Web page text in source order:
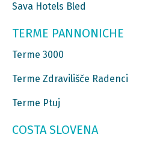
Sava Hotels Bled
TERME PANNONICHE
Terme 3000
Terme Zdravilišče Radenci
Terme Ptuj
COSTA SLOVENA